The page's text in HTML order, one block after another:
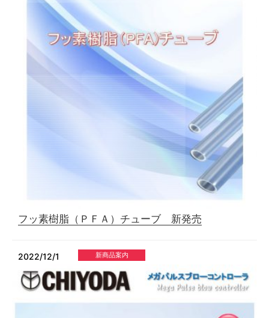
フッ素樹脂（ＰＦＡ）チューブ 新発売
2022/12/1 新商品案内